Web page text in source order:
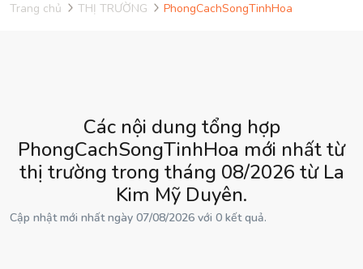
Trang chủ THỊ TRƯỜNG PhongCachSongTinhHoa
Các nội dung tổng hợp
PhongCachSongTinhHoa mới nhất từ
thị trường trong tháng 08/2026 từ La
Kim Mỹ Duyên.
Cập nhật mới nhất ngày 07/08/2026 với 0 kết quả.